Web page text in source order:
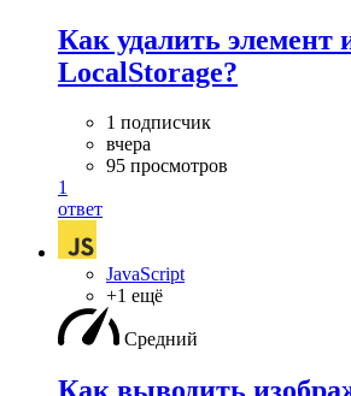
Как удалить элемент
LocalStorage?
1 подписчик
вчера
95 просмотров
1
ответ
JavaScript
+1 ещё
Средний